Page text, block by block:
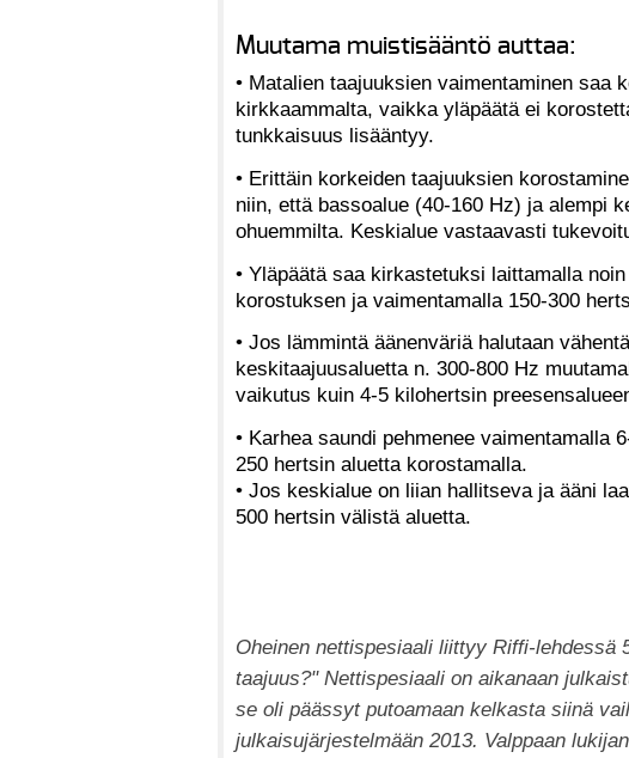
Muutama muistisääntö auttaa:
• Matalien taajuuksien vaimentaminen saa
kirkkaammalta, vaikka yläpäätä ei
tunkkaisuus lisääntyy.
• Erittäin korkeiden taajuuksien
niin, että bassoalue (40-160 Hz) ja alempi
ohuemmilta. Keskialue vastaavasti
• Yläpäätä saa kirkastetuksi laittamalla
korostuksen ja vaimentamalla 150-300
• Jos lämmintä äänenväriä halutaan
keskitaajuusaluetta n. 300-800 Hz
vaikutus kuin 4-5 kilohertsin
• Karhea saundi pehmenee vaimentamalla
250 hertsin aluetta korostamalla.
• Jos keskialue on liian hallitseva ja ääni
500 hertsin välistä aluetta.
Oheinen nettispesiaali liittyy Riffi-lehdessä
taajuus?" Nettispesiaali on aikanaan
se oli päässyt putoamaan kelkasta siinä
julkaisujärjestelmään 2013. Valppaan